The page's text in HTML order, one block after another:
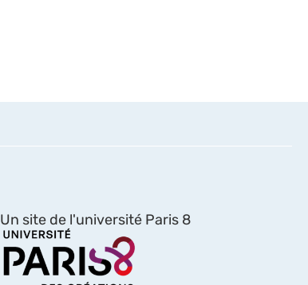
Un site de l'université Paris 8